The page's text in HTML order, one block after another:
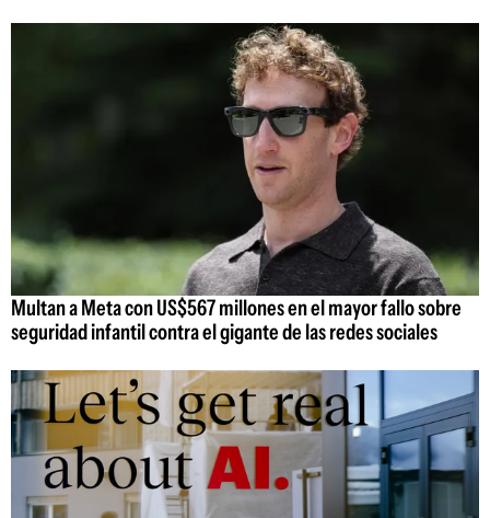
Multan a Meta con US$567 millones en el mayor fallo sobre
seguridad infantil contra el gigante de las redes sociales